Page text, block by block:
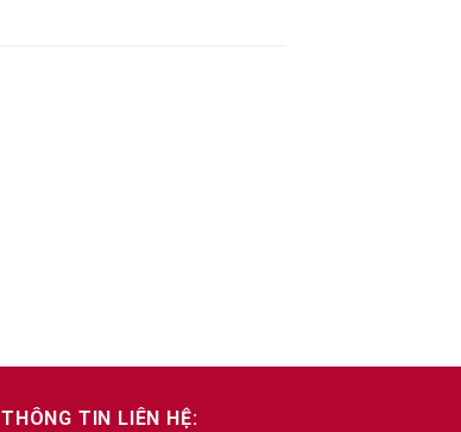
THÔNG TIN LIÊN HỆ: